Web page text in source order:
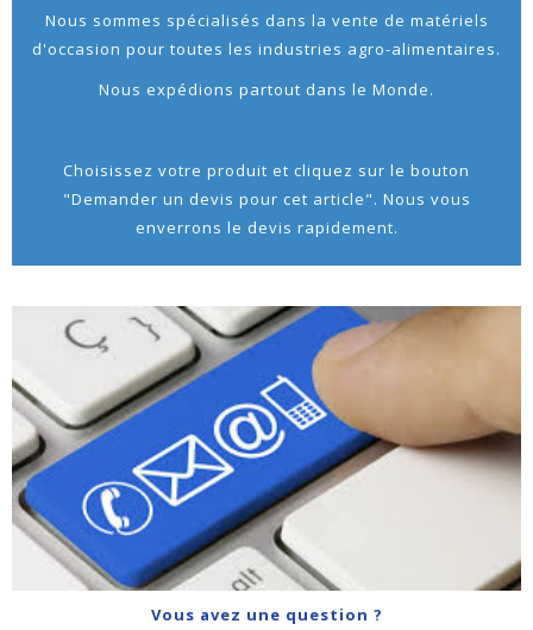
Nous sommes spécialisés dans la vente de matériels
d'occasion pour toutes les industries agro-alimentaires.
Nous expédions partout dans le Monde.
Choisissez votre produit et cliquez sur le bouton
"Demander un devis pour cet article". Nous vous
enverrons le devis rapidement.
Vous avez une question ?